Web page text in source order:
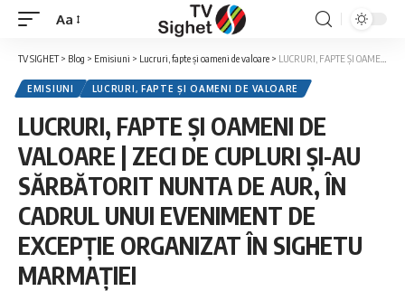
Font
Resizer
Aa
TV SIGHET> Blog > Emisiuni > Lucruri, fapte și oameni de valoare > LUCRURI, FAPTE ȘI OAMENI DE VALOARE | ZECI DE CUPLURI ȘI-AU SĂRBĂTORIT NUNTA DE AUR, ÎN CADRUL UNUI EVENIMENT DE EXCEPȚIE ORGANIZAT ÎN SIGHETU MARMAȚIEI
EMISIUNI LUCRURI, FAPTE ȘI OAMENI DE VALOARE
LUCRURI, FAPTE ȘI OAMENI DE
VALOARE | ZECI DE CUPLURI ȘI-AU
SĂRBĂTORIT NUNTA DE AUR, ÎN
CADRUL UNUI EVENIMENT DE
EXCEPȚIE ORGANIZAT ÎN SIGHETU
MARMAȚIEI